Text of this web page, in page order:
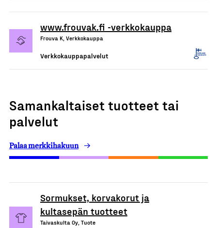
www.frouvak.fi -verkkokauppa
Frouva K, Verkkokauppa
Verkkokauppapalvelut
Samankaltaiset tuotteet tai
palvelut
Palaa merkkihakuun
Sormukset, korvakorut ja
kultasepän tuotteet
Taivaskulta Oy, Tuote